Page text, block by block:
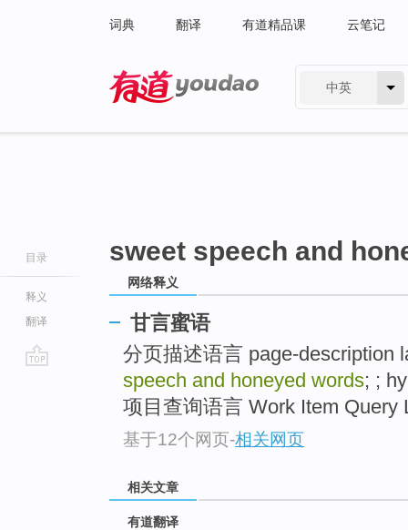
词典 翻译 有道精品课 云笔记
中英
目录
释义
翻译
sweet speech and
网络释义
甘言蜜语
分页描述语言 page-description
speech and honeyed words; ;
项目查询语言 Work Item Query
基于12个网页-相关网页
相关文章
有道翻译